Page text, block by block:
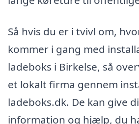
Så hvis du er i tvivl om,
kommer i gang med
ladeboks i Birkelse, så
et lokalt firma gennem
ladeboks.dk. De kan give
information og hjælp, du